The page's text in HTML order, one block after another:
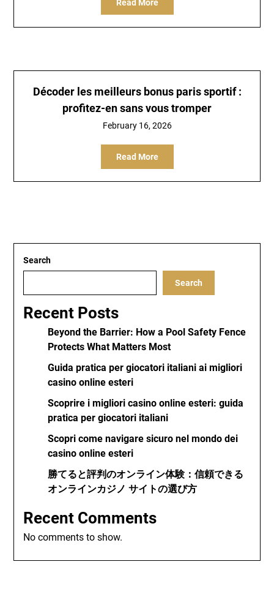
Read More
Décoder les meilleurs bonus paris sportif:
profitez-en sans vous tromper
February 16, 2026
Read More
Search
Search
Recent Posts
Beyond the Barrier: How a Pool Safety Fence
Protects What Matters Most
Guida pratica per giocatori italiani ai migliori
casino online esteri
Scoprire i migliori casino online esteri: guida
pratica per giocatori italiani
Scopri come navigare sicuro nel mondo dei
casino online esteri
勝てると評判のオンライン体験：信頼できる
オンラインカジノ サイトの選び方
Recent Comments
No comments to show.